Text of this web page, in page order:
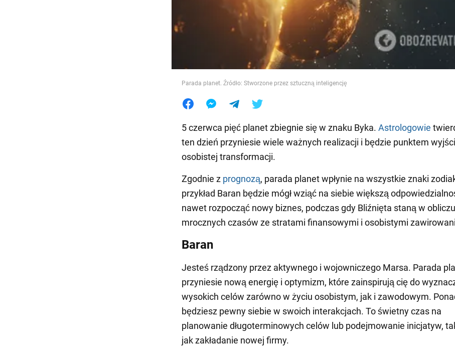
Parada planet. Źródło: Stworzone przez sztuczną inteligencję
5 czerwca pięć planet zbiegnie się w znaku Byka. Astrologowie
ten dzień przyniesie wiele ważnych realizacji i będzie punktem
osobistej transformacji.
Zgodnie z prognozą, parada planet wpłynie na wszystkie znaki
przykład Baran będzie mógł wziąć na siebie większą
nawet rozpocząć nowy biznes, podczas gdy Bliźnięta staną w obliczu
mrocznych czasów ze stratami finansowymi i osobistymi
Baran
Jesteś rządzony przez aktywnego i wojowniczego Marsa. Parada
przyniesie nową energię i optymizm, które zainspirują cię do
wysokich celów zarówno w życiu osobistym, jak i zawodowym.
będziesz pewny siebie w swoich interakcjach. To świetny czas na
planowanie długoterminowych celów lub podejmowanie inicjatyw,
jak zakładanie nowej firmy.